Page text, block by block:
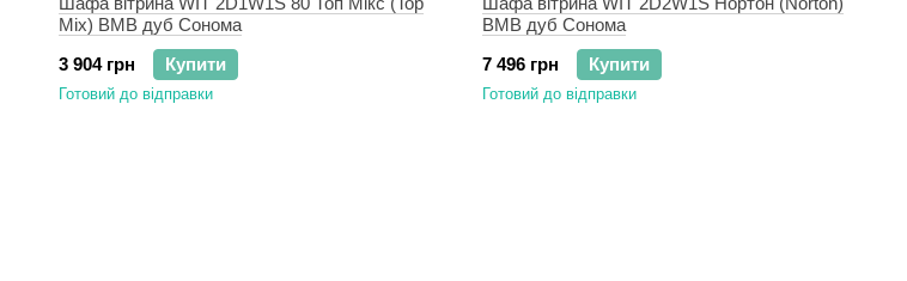
Mix) ВМВ дуб Сонома
3 904 грн
Купити
Готовий до відправки
ВМВ дуб Сонома
7 496 грн
Купити
Готовий до відправки